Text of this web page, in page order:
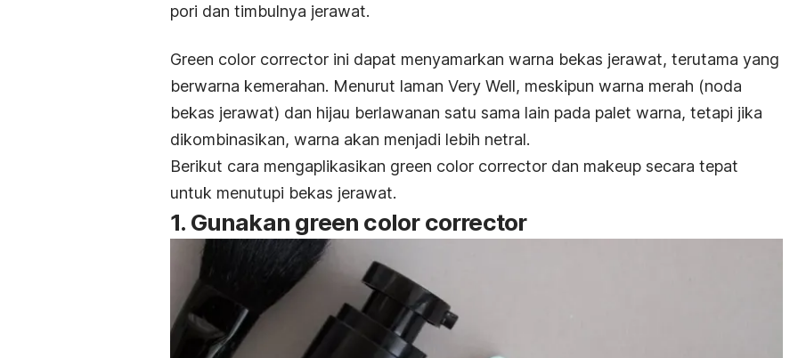
pori dan timbulnya jerawat.
Green color corrector ini dapat menyamarkan warna bekas jerawat, terutama yang
berwarna kemerahan. Menurut laman Very Well, meskipun warna merah (noda
bekas jerawat) dan hijau berlawanan satu sama lain pada palet warna, tetapi jika
dikombinasikan, warna akan menjadi lebih netral.
Berikut cara mengaplikasikan green color corrector dan makeup secara tepat
untuk menutupi bekas jerawat.
1. Gunakan green color corrector